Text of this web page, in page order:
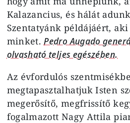
Kalazancius, és hálát
Szentatyánk példájáért,
minket. Pedro Augado
olvasható teljes egészében.
Az évfordulós
megtapasztalhatjuk Isten
megerősítő, megfrissítő
fogalmazott Nagy Attila